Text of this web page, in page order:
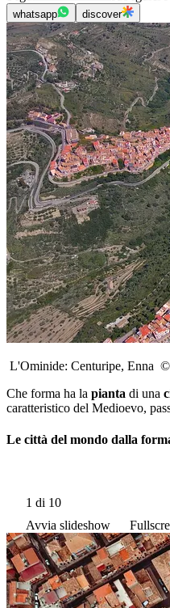
whatsapp discover
L'Ominide: Centuripe, Enna
Che forma ha la pianta di una
caratteristico del Medioevo,
Le città del mondo dalla
1 di 10
Avvia slideshow